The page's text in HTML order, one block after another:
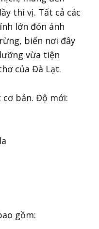
thi vị. Tất cả các
lớn đón ánh
biến nơi đây
vừa tiện
của Đà Lạt.
bản. Độ mới:
gồm: